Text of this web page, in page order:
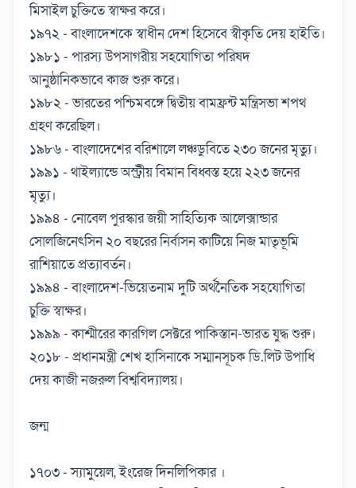
মিসাইল চুক্তিতে স্বাক্ষর করে।
১৯৭২ - বাংলাদেশকে স্বাধীন দেশ হিসেবে স্বীকৃতি দেয় হাইতি।
১৯৮১ - পারস্য উপসাগরীয় সহযোগিতা পরিষদ
আনুষ্ঠানিকভাবে কাজ শুরু করে।
১৯৮২ - ভারতের পশ্চিমবঙ্গে দ্বিতীয় বামফ্রন্ট মন্ত্রিসভা শপথ
গ্রহণ করেছিল।
১৯৮৬ - বাংলাদেশের বরিশালে লঞ্চডুবিতে ২৩০ জনের মৃত্যু।
১৯৯১ - থাইল্যান্ডে অস্ট্রীয় বিমান বিধ্বস্ত হয়ে ২২৩ জনের
মৃত্যু।
১৯৯৪ - নোবেল পুরস্কার জয়ী সাহিত্যিক আলেক্সান্ডার
সোলজিনেৎসিন ২০ বছরের নির্বাসন কাটিয়ে নিজ মাতৃভূমি
রাশিয়াতে প্রত্যাবর্তন।
১৯৯৪ - বাংলাদেশ-ভিয়েতনাম দুটি অর্থনৈতিক সহযোগিতা
চুক্তি স্বাক্ষর।
১৯৯৯ - কাশ্মীরের কারগিল সেক্টরে পাকিস্তান-ভারত যুদ্ধ শুরু।
২০১৮ - প্রধানমন্ত্রী শেখ হাসিনাকে সম্মানসূচক ডি.লিট উপাধি
দেয় কাজী নজরুল বিশ্ববিদ্যালয়।
জন্ম
১৭০৩ - স্যামুয়েল, ইংরেজ দিনলিপিকার ।